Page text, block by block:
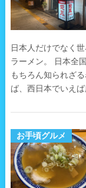
日本人だけでなく
ラーメン。 日本全
もちろん知られざ
ば、西日本でいえ
お手頃グルメ